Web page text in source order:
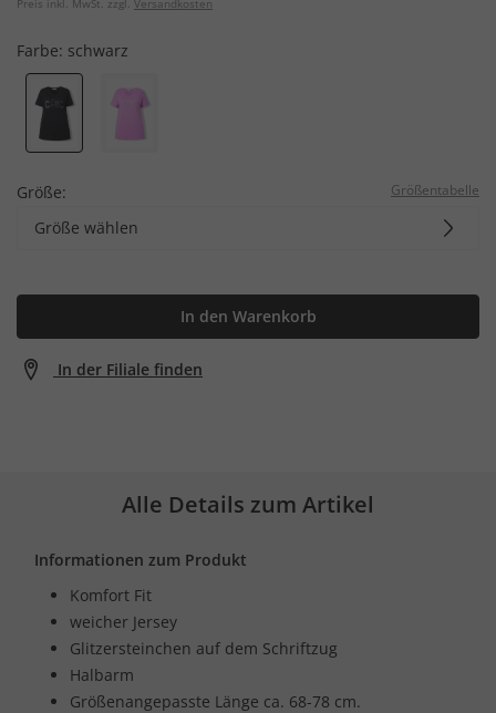
Preis inkl. MwSt. zzgl. Versandkosten
Farbe: schwarz
Größe: Größentabelle
Größe wählen
In den Warenkorb
In der Filiale finden
Alle Details zum Artikel
Informationen zum Produkt
Komfort Fit
weicher Jersey
Glitzersteinchen auf dem Schriftzug
Halbarm
Größenangepasste Länge ca. 68-78 cm.